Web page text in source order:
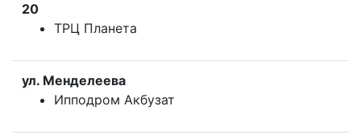
20
ТРЦ Планета
ул. Менделеева
Ипподром Акбузат